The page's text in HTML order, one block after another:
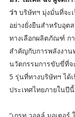
ว่า บริษัทฯ มุ่งมั่นที่จะ
อย่างยั่งยืนสำหรับอุต
ทางเลือกผลิตภัณฑ์ ก
สำคัญกับการพลังงาน
นวัตกรรมการขับขี่ที่จ
5 รุ่นที่ทางบริษัทฯ ได้
ประเทศไทยภายในปีนี้